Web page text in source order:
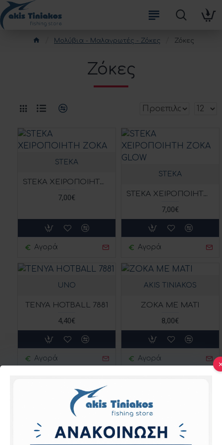
Μολύβια - Μαλαγρωτές - Ζόκες Ζόκες
Ζόκες
STEKA
STEKA ΧΕΙΡΟΠΟΙΗΤΗ ΖΟΚΑ
7,00€
Αγορά
STEKA
STEKA ΧΕΙΡΟΠΟΙΗΤΗ ΖΟΚΑ GLOW
7,00€
Αγορά
UNO
TENYA HOTBALL 7881
4,40€
Αγορά
AKIS TINIAKOS
ΖΟΚΑ ΜΕ ΜΑΤΙ
8,00€
Αγορά
Λεωφ. Λαυρίου 38, Τ.Κ. 15354, Γλυκά Νερά